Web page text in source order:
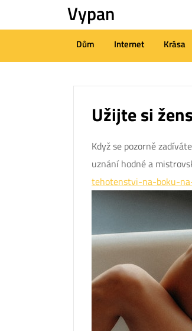
to
(Press
Vypan
Dům Internet Krása
Užijte si
Když se pozorně
uznání hodné a
tehotenstvi-na-boku-